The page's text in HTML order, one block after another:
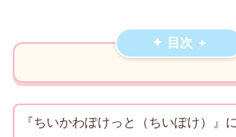
目次
『ちいかわぽけっと（ちいぽけ）』